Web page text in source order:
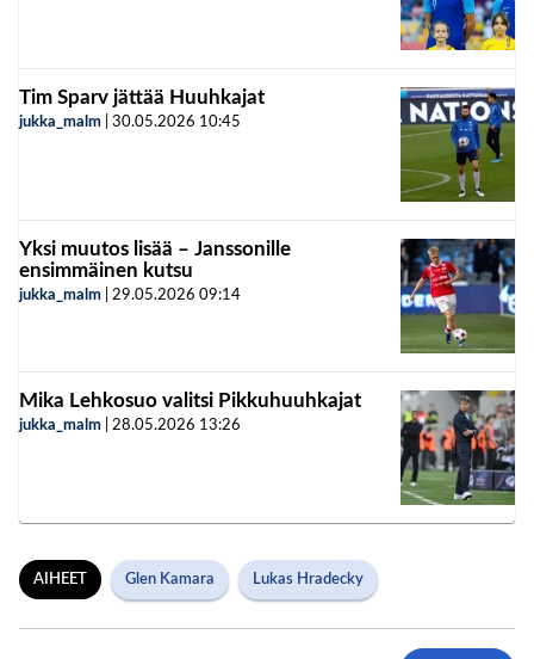
Tim Sparv jättää Huuhkajat
jukka_malm 30.05.2026 10:45
Yksi muutos lisää – Janssonille
ensimmäinen kutsu
jukka_malm 29.05.2026 09:14
Mika Lehkosuo valitsi Pikkuhuuhkajat
jukka_malm 28.05.2026 13:26
AIHEET Glen Kamara Lukas Hradecky